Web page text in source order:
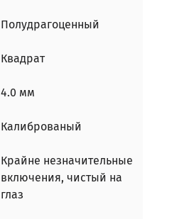
Полудрагоценный
Квадрат
4.0 мм
Калиброваный
Крайне незначительные
включения, чистый на
глаз